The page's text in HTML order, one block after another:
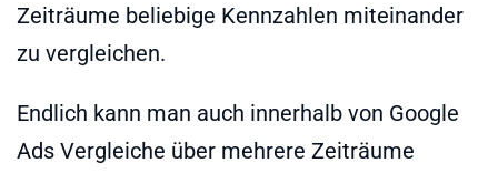
Zeiträume beliebige Kennzahlen miteinander
zu vergleichen.
Endlich kann man auch innerhalb von Google
Ads Vergleiche über mehrere Zeiträume